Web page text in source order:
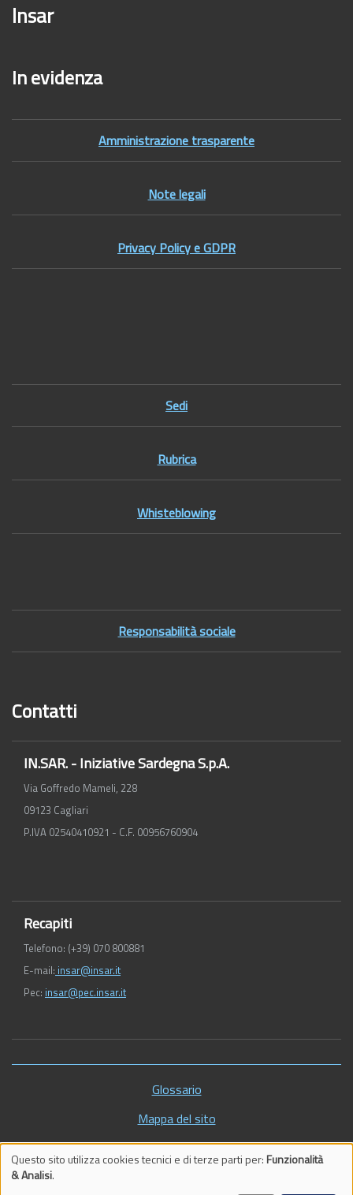
Insar
In evidenza
Amministrazione trasparente
Note legali
Privacy Policy e GDPR
Sedi
Rubrica
Whisteblowing
Responsabilità sociale
Contatti
IN.SAR. - Iniziative Sardegna S.p.A.
Via Goffredo Mameli, 228
09123 Cagliari
P.IVA 02540410921 - C.F. 00956760904
Recapiti
Telefono: (+39) 070 800881
E-mail: insar@insar.it
Pec: insar@pec.insar.it
pagina
Glossario
Mappa del sito
Vecchio sito
Trattamento
Questo sito utilizza cookies tecnici e di terze parti per:Funzionalità
& Analisi.